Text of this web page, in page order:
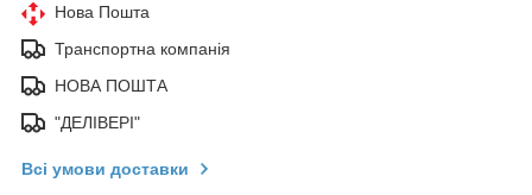
Нова Пошта
Транспортна компанія
НОВА ПОШТА
"ДЕЛІВЕРІ"
Всі умови доставки